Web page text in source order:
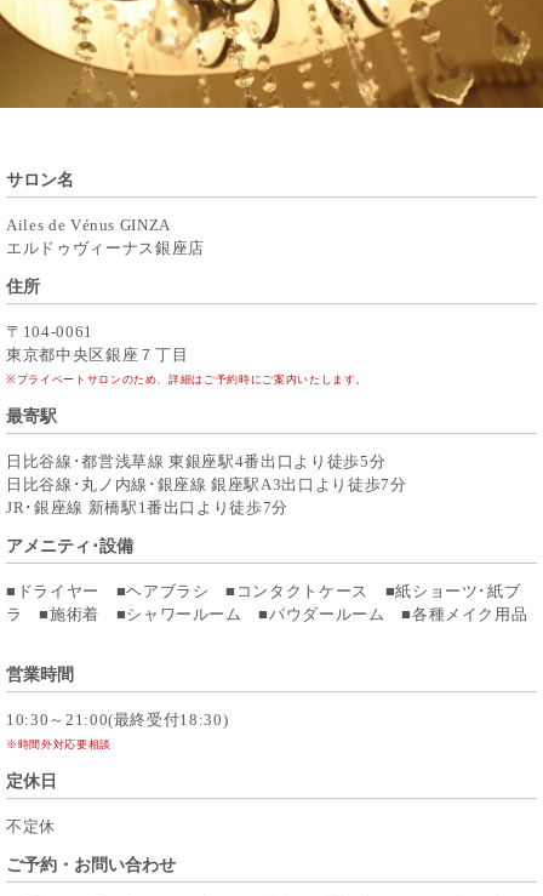
サロン名
Ailes de Vénus GINZA
エルドゥヴィーナス銀座店
住所
〒104-0061
東京都中央区銀座７丁目
※プライベートサロンのため、詳細はご予約時にご案内いたします。
最寄駅
日比谷線･都営浅草線 東銀座駅4番出口より徒歩5分
日比谷線･丸ノ内線･銀座線 銀座駅A3出口より徒歩7分
JR･銀座線 新橋駅1番出口より徒歩7分
アメニティ･設備
■ドライヤー ■ヘアブラシ ■コンタクトケース ■紙ショーツ･紙ブ
ラ ■施術着 ■シャワールーム ■パウダールーム ■各種メイク用品
営業時間
10:30～21:00(最終受付18:30)
※時間外対応要相談
定休日
不定休
ご予約・お問い合わせ